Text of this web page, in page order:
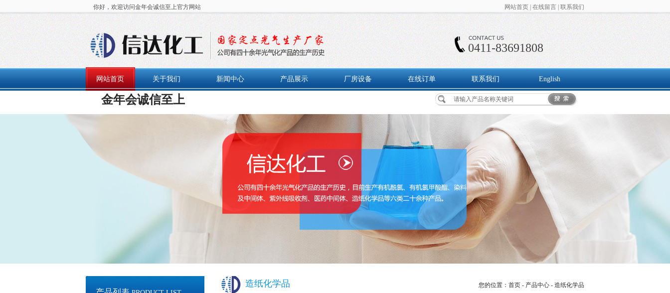
你好，欢迎访问金年会诚信至上官方网站 网站首页 在线留言 联系我们
0411-83691808
网站首页 关于我们 新闻中心 产品展示 厂房设备 在线订单 联系我们 English
金年会诚信至上
您的位置： 首页 - 产品中心 - 造纸化学品
造纸化学品